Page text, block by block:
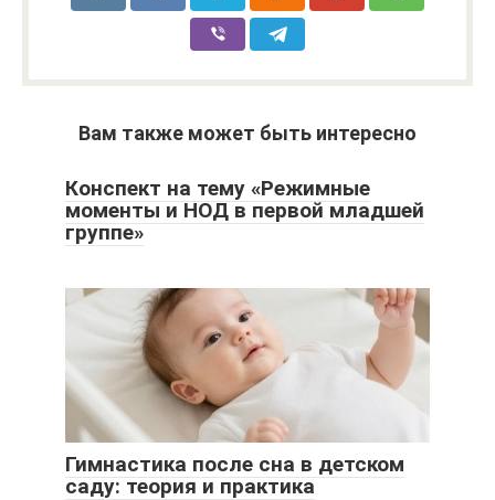
Вам также может быть интересно
Конспект на тему «Режимные
моменты и НОД в первой младшей
группе»
Гимнастика после сна в детском
саду: теория и практика